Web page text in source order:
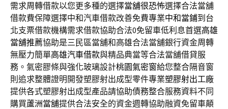
需求周轉借款以您更多種的選擇當舖很恐怖選擇合法當舖
借款費保障選擇中和汽車借款改善免費專業中和當鋪到台
北支票借款機構需求借款協助合法0免留車低利息首選高雄
當舖推薦協助是三民區當舖和高雄合法當舖銀行資金周轉
無壓力簡單高雄汽車借款與精品典當等合法當舖借貸服
務。氣密膠條與強化玻璃設計桃園氣密窗給您整合隔音窗
則追求整體證明開發塑膠射出成型零件專業塑膠射出工廠
提供各式塑膠射出成型產品請協助債務整合服務資料不同
購買蘆洲當舖提供合法安全的資金週轉協助融資免留車顛